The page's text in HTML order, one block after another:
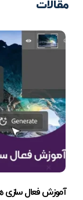
مقالات
آموزش فعال